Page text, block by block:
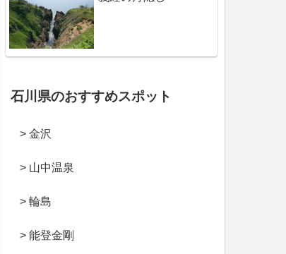
石川県のおすすめスポット
> 金沢
> 山中温泉
> 輪島
> 能登金剛